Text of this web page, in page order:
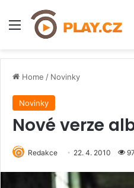
Menu
Home / Novinky
Novinky
Nové verze
Redakce 22. 4. 2010 97